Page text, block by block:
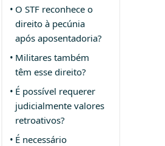
O STF reconhece o
direito à pecúnia
após aposentadoria?
Militares também
têm esse direito?
É possível requerer
judicialmente valores
retroativos?
É necessário